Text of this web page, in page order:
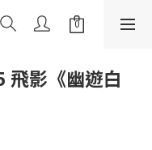
飛影《幽遊白